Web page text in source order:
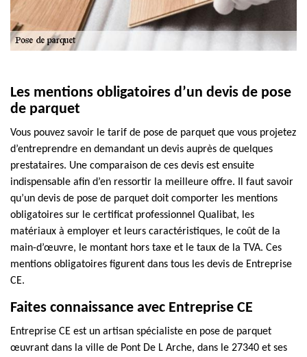
Les mentions obligatoires d’un devis de pose
de parquet
Vous pouvez savoir le tarif de pose de parquet que vous projetez
d’entreprendre en demandant un devis auprès de quelques
prestataires. Une comparaison de ces devis est ensuite
indispensable afin d’en ressortir la meilleure offre. Il faut savoir
qu’un devis de pose de parquet doit comporter les mentions
obligatoires sur le certificat professionnel Qualibat, les
matériaux à employer et leurs caractéristiques, le coût de la
main-d’œuvre, le montant hors taxe et le taux de la TVA. Ces
mentions obligatoires figurent dans tous les devis de Entreprise
CE.
Faites connaissance avec Entreprise CE
Entreprise CE est un artisan spécialiste en pose de parquet
œuvrant dans la ville de Pont De L Arche, dans le 27340 et ses